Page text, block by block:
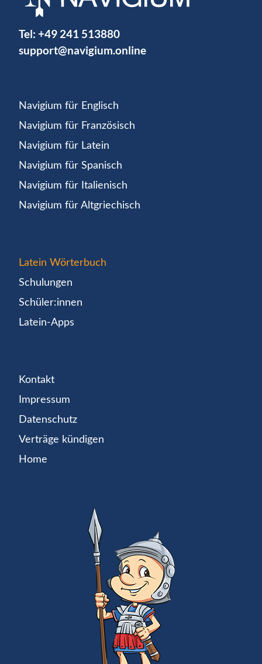
Tel: +49 241 513880
support@navigium.online
Navigium für Englisch
Navigium für Französisch
Navigium für Latein
Navigium für Spanisch
Navigium für Italienisch
Navigium für Altgriechisch
Latein Wörterbuch
Schulungen
Schüler:innen
Latein-Apps
Kontakt
Impressum
Datenschutz
Verträge kündigen
Home